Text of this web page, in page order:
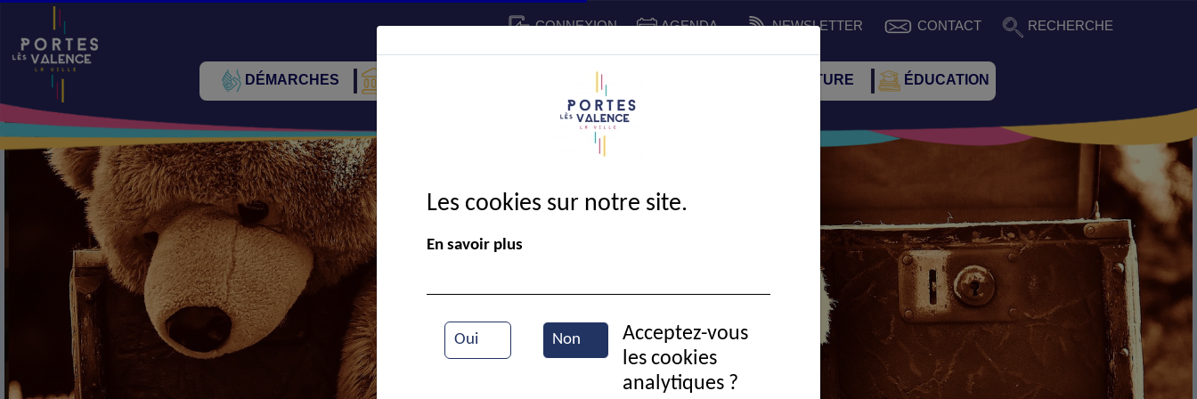
CONNEXION AGENDA NEWSLETTER CONTACT RECHERCHE
DÉMARCHES CADRE DE VIE SPORT ET CULTURE ÉDUCATION
Jouets
Les cookies sur notre site.
En savoir plus
Oui Non
Acceptez-vous
les cookies
analytiques ?